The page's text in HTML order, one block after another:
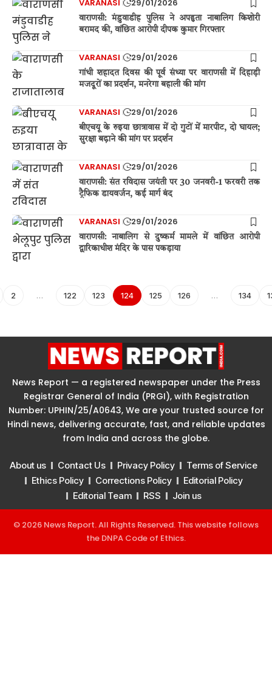
VARANASI 29/01/2026
वाराणसी: मंडुवाडीह पुलिस ने अपहृता नाबालिग किशोरी
बरामद की, वांछित आरोपी दीपक कुमार गिरफ्तार
VARANASI 29/01/2026
गांधी शहादत दिवस की पूर्व संध्या पर वाराणसी में दिहाड़ी
मजदूरों का प्रदर्शन, मनरेगा बहाली की मांग
VARANASI 29/01/2026
बीएचयू के रुइया छात्रावास में दो गुटों में मारपीट, दो घायल;
सुरक्षा बढ़ाने की मांग पर प्रदर्शन
VARANASI 29/01/2026
वाराणसी: संत रविदास जयंती पर 30 जनवरी-1 फरवरी तक
ट्रैफिक डायवर्जन, कई मार्ग बंद
VARANASI 29/01/2026
वाराणसी: नाबालिग से दुष्कर्म मामले में वांछित आरोपी
द्वारिकाधीश मंदिर के पास पकड़ाया
2 … 122 123 124 125 126 … 134
News Report — a registered newspaper under the Press
Registrar General of India (PRGI), with Registration
Number: UPHIN/25/A0643, We are your trusted source for
Hindi news, delivering accurate, fast, and reliable updates
from India and across the globe.
About us Contact Us Privacy Policy
Terms of Service
Ethics Policy
Corrections Policy
Editorial Policy
Editorial Team
RSS Join us
© 2026 News Report. All Rights Reserved. This website follows
the DNPA Code of Ethics.